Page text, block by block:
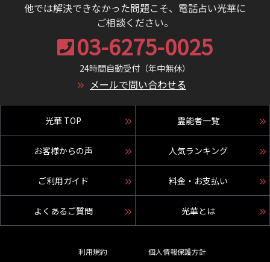
他では解決できなかった問題こそ、電話占い光華に
ご相談ください。
03-6275-0025
24時間自動受付（年中無休）
メールで問い合わせる
光華 TOP 霊能者一覧
お客様からの声 人気ランキング
ご利用ガイド 料金・お支払い
よくあるご質問 光華とは
利用規約 個人情報保護方針